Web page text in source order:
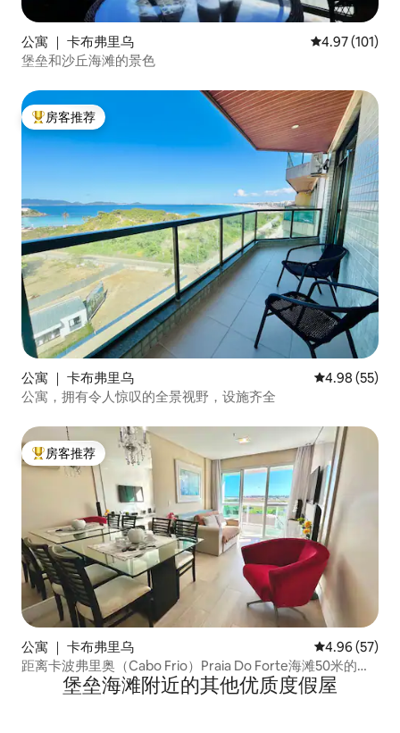
公寓 ｜ 卡布弗里乌 平均评分 4.97
4.97 (101)
堡垒和沙丘海滩的景色
热门「房客推荐」
房客推荐
公寓 ｜ 卡布弗里乌 平均评分
4.98 (55)
公寓，拥有令人惊叹的全景视野，设施齐全
热门「房客推荐」
房客推荐
公寓 ｜ 卡布弗里乌 平均评分
4.96 (57)
距离卡波弗里奥（Cabo Frio）Praia Do Forte海滩50米的公
堡垒海滩附近的其他优质度假屋